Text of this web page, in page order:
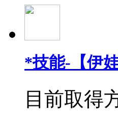
*技能-【伊
目前取得